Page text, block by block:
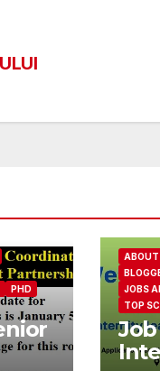
PHD
ABOUT
JOBS
TOP